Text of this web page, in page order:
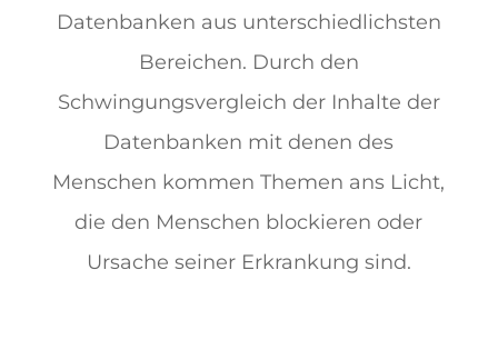
Datenbanken aus unterschiedlichsten
Bereichen. Durch den
Schwingungsvergleich der Inhalte der
Datenbanken mit denen des
Menschen kommen Themen ans Licht,
die den Menschen blockieren oder
Ursache seiner Erkrankung sind.